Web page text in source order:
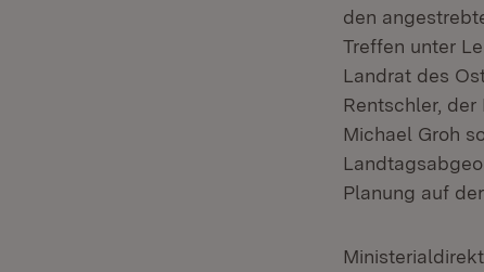
den
Treffen unter
Landrat des
Rentschler, der
Michael Groh
Planung auf